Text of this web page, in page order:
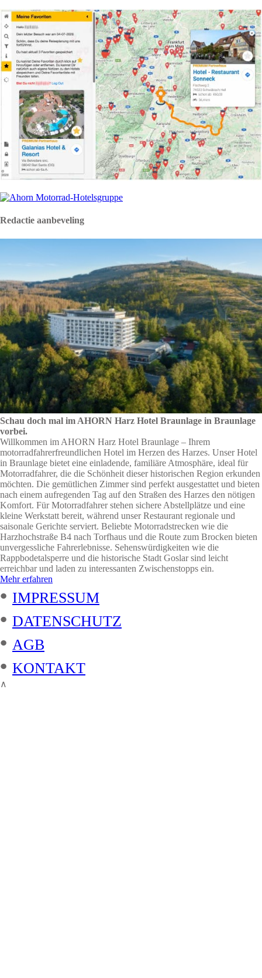
Redactie aanbeveling
Schau doch mal im AHORN Harz Hotel Braunlage in Braunlage
vorbei.
Willkommen im AHORN Harz Hotel Braunlage – Ihrem
motorradfahrerfreundlichen Hotel im Herzen des Harzes. Unser Hotel
in Braunlage bietet eine einladende, familiäre Atmosphäre, ideal für
Motorradfahrer, die die Schönheit dieser historischen Region erkunden
möchten. Die gemütlichen Zimmer sind perfekt ausgestattet und bieten
nach einem aufregenden Tag auf den Straßen des Harzes den nötigen
Komfort. Für Motorradfahrer stehen sichere Abstellplätze und eine
kleine Werkstatt bereit, während unser Restaurant regionale und
saisonale Gerichte serviert. Beliebte Motorradstrecken wie die
Harzhochstraße B4 nach Torfhaus und die Route zum Brocken bieten
unvergessliche Fahrerlebnisse. Sehenswürdigkeiten wie die
Rappbodetalsperre und die historische Stadt Goslar sind leicht
erreichbar und laden zu interessanten Zwischenstopps ein.
Mehr erfahren
• IMPRESSUM
• DATENSCHUTZ
• AGB
• KONTAKT
∧